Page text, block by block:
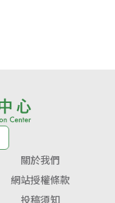
關於我們
網站授權條款
投稿須知